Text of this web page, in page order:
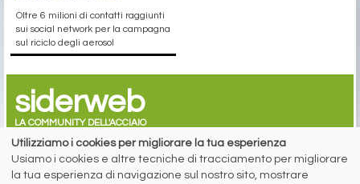
Oltre 6 milioni di contatti raggiunti
sui social network per la campagna
sul riciclo degli aerosol
siderweb
LA COMMUNITY DELL'ACCIAIO
Siderweb S.p.A. SB Società del gruppo Morandi Group s.r.l.
ISSN 2532-2982
Utilizziamo i cookies per migliorare la tua esperienza
Usiamo i cookies e altre tecniche di tracciamento per migliorare
la tua esperienza di navigazione sul nostro sito, mostrare